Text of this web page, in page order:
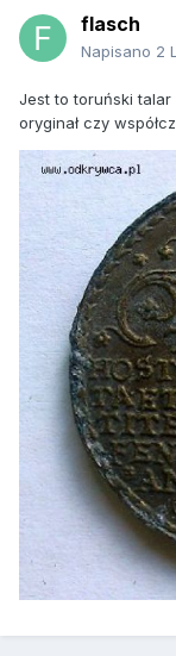
flasch
Napisano 2
Jest to toruński
oryginał czy